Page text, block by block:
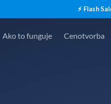
⚡ Flash
Ako to funguje Cenotvorba